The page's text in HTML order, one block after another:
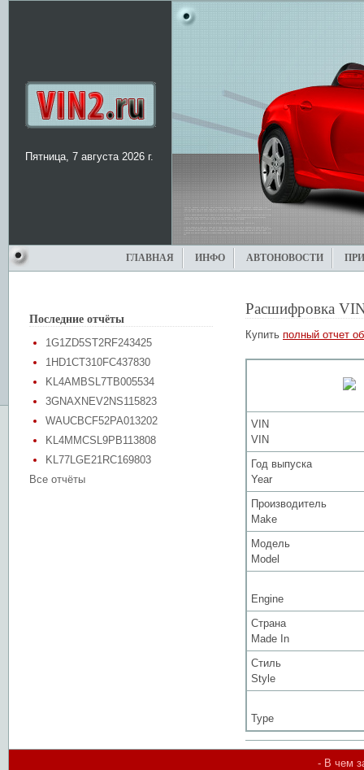
Пятница, 7 августа 2026 г.
ГЛАВНАЯ ИНФО АВТОНОВОСТИ
Последние отчёты
1G1ZD5ST2RF243425
1HD1CT310FC437830
KL4AMBSL7TB005534
3GNAXNEV2NS115823
WAUCBCF52PA013202
KL4MMCSL9PB113808
KL77LGE21RC169803
Все отчёты
Расшифровка
Купить полный отчет
VIN
VIN
Год выпуска
Year
Производитель
Make
Модель
Model
Engine
Страна
Made In
Стиль
Style
Type
- В чем